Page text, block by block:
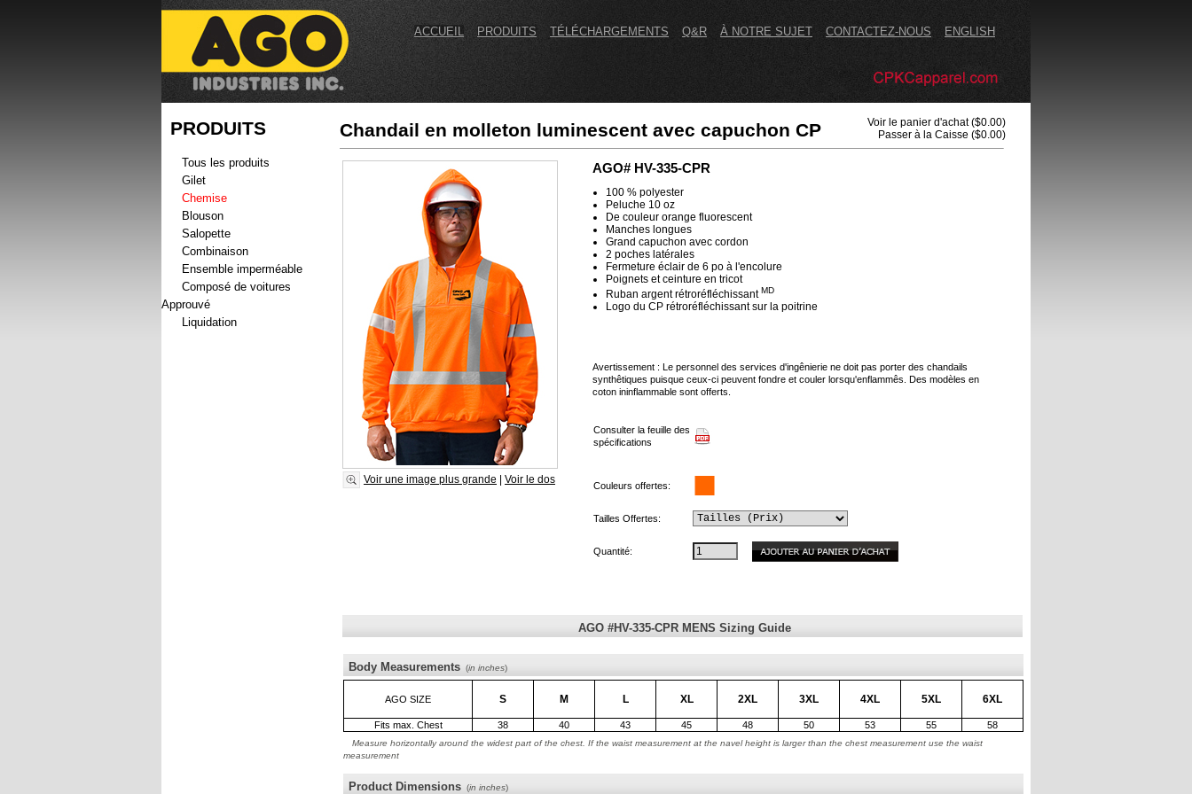
ACCUEIL PRODUITS TÉLÉCHARGEMENTS Q&R À NOTRE SUJET CONTACTEZ-NOUS ENGLISH
PRODUITS
Tous les produits
Gilet
Chemise
Blouson
Salopette
Combinaison
Ensemble imperméable
Composé de voitures
Approuvé
Liquidation
Chandail en molleton luminescent avec capuchon CP Voir le panier d'achat($0.00)
Passer à la Caisse ($0.00)
Voir une image plus grande | Voir le dos
AGO# HV-335-CPR
100 % polyester
Peluche 10 oz
De couleur orange fluorescent
Manches longues
Grand capuchon avec cordon
2 poches latérales
Fermeture éclair de 6 po à l'encolure
Poignets et ceinture en tricot
Ruban argent rétroréfléchissantMD
Logo du CP rétroréfléchissant sur la poitrine
Avertissement : Le personnel des services d'ingênierie ne doit pas porter des chandails
synthêtiques puisque ceux-ci peuvent fondre et couler lorsqu'enflammês. Des modèles en
coton ininflammable sont offerts.
Consulter la feuille des
spécifications
Couleurs offertes:
Tailles Offertes:
Quantité:
AGO #HV-335-CPR MENS Sizing Guide
Body Measurements (in inches)
AGO SIZE S M L XL 2XL 3XL 4XL 5XL 6XL
Fits max. Chest 38 40 43 45 48 50 53 55 58
Measure horizontally around the widest part of the chest. If the waist measurement at the navel height is larger than the chest measurement use the waist
measurement
Product Dimensions (in inches)